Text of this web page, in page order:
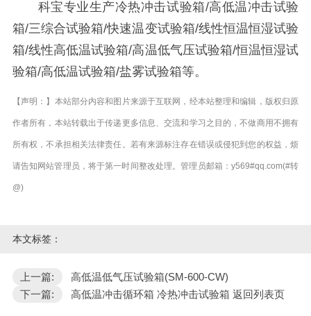
科宝专业生产冷热冲击试验箱/高低温冲击试验
箱/三综合试验箱/快速温变试验箱/线性恒温恒湿试验
箱/线性高低温试验箱/高温低气压试验箱/恒温恒湿试
验箱/高低温试验箱/盐雾试验箱等。
【声明：】本站部分内容和图片来源于互联网，经本站整理和编辑，版权归原
作者所有，本站转载出于传递更多信息、交流和学习之目的，不做商用不拥有
所有权，不承担相关法律责任。若有来源标注存在错误或侵犯到您的权益，烦
请告知网站管理员，将于第一时间整改处理。管理员邮箱：y569#qq.com(#转
@)
本文标签：
上一篇:
高低温低气压试验箱(SM-600-CW)
下一篇:
高低温冲击循环箱 冷热冲击试验箱 返回列表页